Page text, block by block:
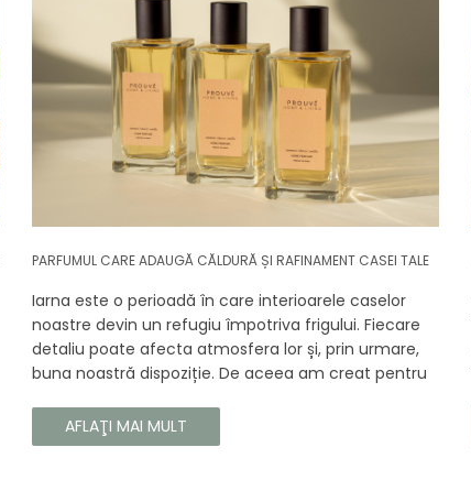
PARFUMUL CARE ADAUGĂ CĂLDURĂ ȘI RAFINAMENT CASEI TALE
Iarna este o perioadă în care interioarele caselor
noastre devin un refugiu împotriva frigului. Fiecare
detaliu poate afecta atmosfera lor și, prin urmare,
buna noastră dispoziție. De aceea am creat pentru
limitată, care va învălui fiecare colț al casei tale cu
căldura și magia aromelor de iarnă. Noua noastră
AFLAŢI MAI MULT